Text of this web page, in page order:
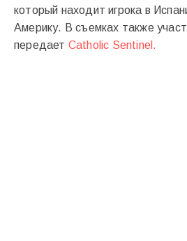
который находит игрока в
Америку. В съемках также
передает Catholic Sentinel.